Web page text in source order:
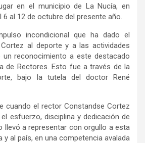
en el municipio de La Nucía, en
6 al 12 de octubre del presente año.
incondicional que ha dado el
al deporte y a las actividades
un reconocimiento a este destacado
de Rectores. Esto fue a través de la
bajo la tutela del doctor René
cuando el rector Constandse Cortez
esfuerzo, disciplina y dedicación de
llevó a representar con orgullo a esta
al país, en una competencia avalada